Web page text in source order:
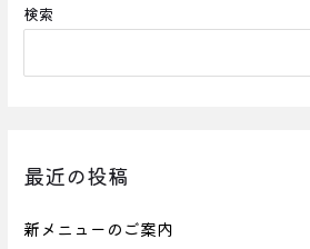
検索
最近の投稿
新メニューのご案内